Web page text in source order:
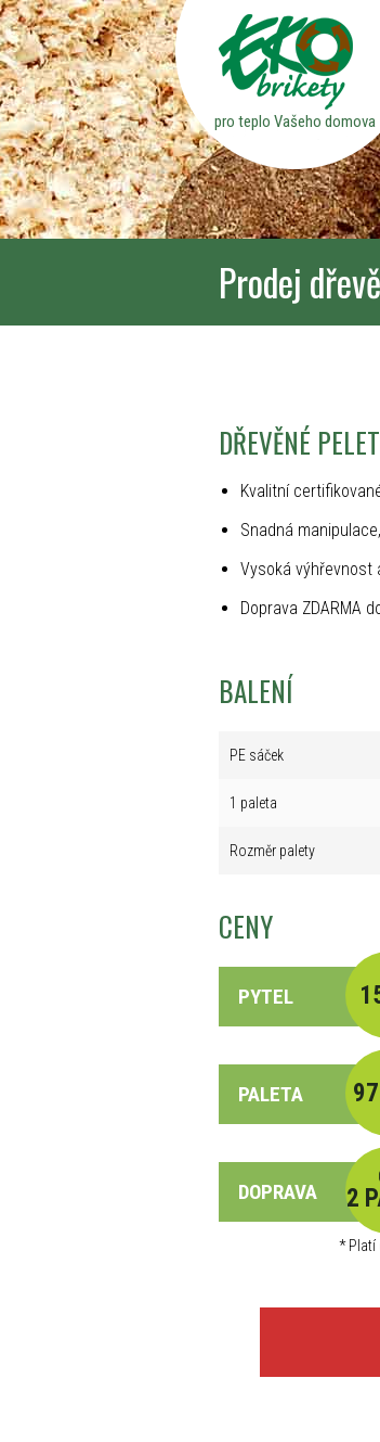
pro teplo Vašeho domova
Prodej
DŘEVĚNÉ
Kvalitní
Snadná
Vysoká výhřevnost
Doprava ZDARMA
BALENÍ
PE sáček
1 paleta
Rozměr palety
CENY
PYTEL
PALETA
DOPRAVA 2
*Platí